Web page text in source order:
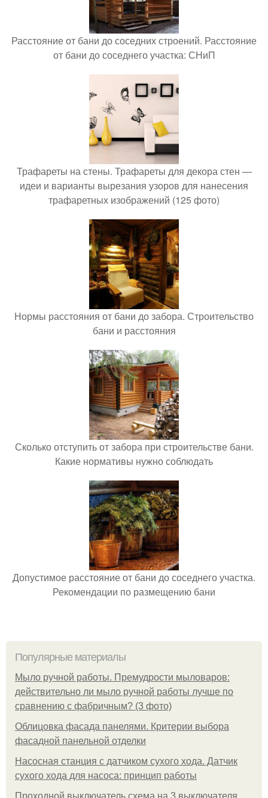
Расстояние от бани до соседних строений. Расстояние
от бани до соседнего участка: СНиП
Трафареты на стены. Трафареты для декора стен —
идеи и варианты вырезания узоров для нанесения
трафаретных изображений (125 фото)
Нормы расстояния от бани до забора. Строительство
бани и расстояния
Сколько отступить от забора при строительстве бани.
Какие нормативы нужно соблюдать
Допустимое расстояние от бани до соседнего участка.
Рекомендации по размещению бани
Популярные материалы
Мыло ручной работы. Премудрости мыловаров:
действительно ли мыло ручной работы лучше по
сравнению с фабричным? (3 фото)
Облицовка фасада панелями. Критерии выбора
фасадной панельной отделки
Насосная станция с датчиком сухого хода. Датчик
сухого хода для насоса: принцип работы
Проходной выключатель схема на 3 выключателя.